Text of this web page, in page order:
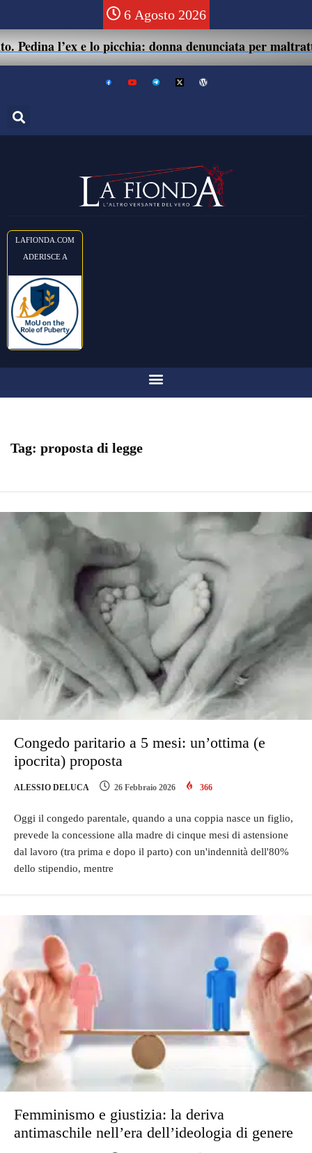
6 Agosto 2026
e lo picchia: donna denunciata per maltrattamenti e
LAFIONDA.COM
ADERISCE A
Tag: proposta di legge
Congedo paritario a 5 mesi: un’ottima (e
ipocrita) proposta
ALESSIO DELUCA 26 Febbraio 2026 366
Oggi il congedo parentale, quando a una coppia nasce un figlio,
prevede la concessione alla madre di cinque mesi di astensione
dal lavoro (tra prima e dopo il parto) con un'indennità dell'80%
dello stipendio, mentre
Femminismo e giustizia: la deriva
antimaschile nell’era dell’ideologia di genere